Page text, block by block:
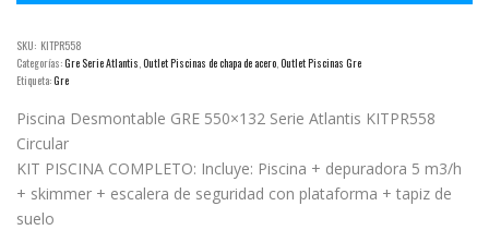
Piscina Desmontable GRE 550×132 Serie Atlantis KITPR558
Circular
KIT PISCINA COMPLETO: Incluye: Piscina + depuradora 5 m3/h
+ skimmer + escalera de seguridad con plataforma + tapiz de
suelo
SKU: KITPR558
Categorías:Gre Serie Atlantis Outlet Piscinas de chapa de acero Outlet Piscinas Gre
Etiqueta:Gre